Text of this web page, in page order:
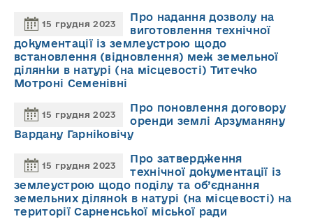
15 грудня 2023
Про надання дозволу на
виготовлення технічної
документації із землеустрою щодо
встановлення (відновлення) меж земельної
ділянки в натурі (на місцевості) Титечко
Мотроні Семенівні
15 грудня 2023
Про поновлення договору
оренди землі Арзуманяну
Вардану Гарніковічу
15 грудня 2023
Про затвердження
технічної документації із
землеустрою щодо поділу та об’єднання
земельних ділянок в натурі (на місцевості) на
території Сарненської міської ради